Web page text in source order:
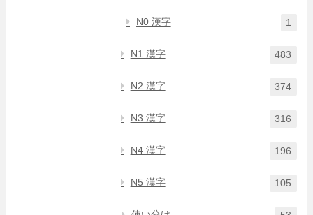
N0 漢字 1
N1 漢字 483
N2 漢字 374
N3 漢字 316
N4 漢字 196
N5 漢字 105